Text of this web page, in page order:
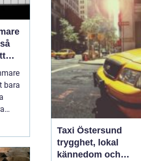
bara
Stockholm handlar det
både om stabila grunder,
välgjutna stommar och
snygga ytor som håller
länge. För den som
planerar ett byg...
Taxi Östersund
trygghet, lokal
kännedom och